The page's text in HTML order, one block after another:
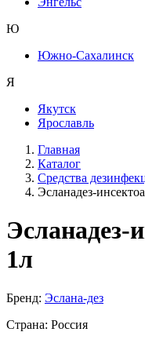
Ю
Южно-Сахалинск
Я
Якутск
Ярославль
Главная
Каталог
Средства
Эсланадез-
Эсланадез-
1л
Бренд: Эслана-дез
Страна: Россия